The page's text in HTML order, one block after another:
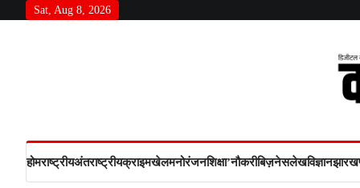
Sat, Aug 8, 2026
होमराष्‍ट्रीयअंतराष्‍ट्रीयक्राइमखेलमनोरंजनशिक्षा’नौकरीबिज़नेसलेखविज्ञान